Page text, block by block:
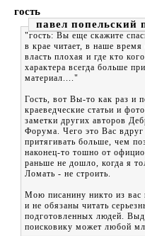
гость
павел попельский
"гость: Вы еще скажите
в крае читает, в наше
власть плохая и где кто
характера всегда больше
материал...."
Гость, вот Вы-то как раз и
краеведческие статьи и
заметки других авторов
Форума. Чего это Вас вдруг
притягивать больше, чем
наконец-то тошно от
раньше не дошло, когда я
Ломать - не строить.
Мою писанину никто из
и не обязаны читать
подготовленных людей.
поисковику может любой